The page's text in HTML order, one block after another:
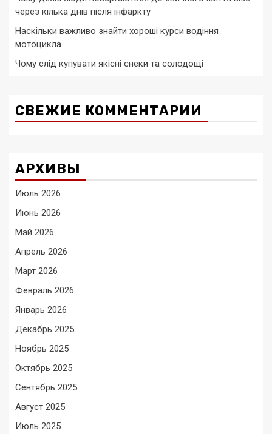
через кілька днів після інфаркту
Наскільки важливо знайти хороші курси водіння
мотоцикла
Чому слід купувати якісні снеки та солодощі
СВЕЖИЕ КОММЕНТАРИИ
АРХИВЫ
Июль 2026
Июнь 2026
Май 2026
Апрель 2026
Март 2026
Февраль 2026
Январь 2026
Декабрь 2025
Ноябрь 2025
Октябрь 2025
Сентябрь 2025
Август 2025
Июль 2025